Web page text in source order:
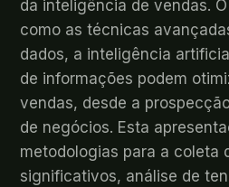
da inteligência de vendas.
como as técnicas
dados, a inteligência
de informações podem
vendas, desde a
de negócios. Esta
metodologias para a coleta
significativos, análise de